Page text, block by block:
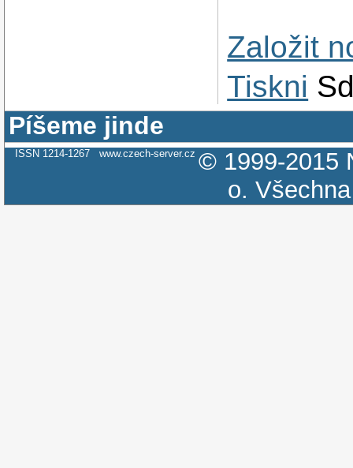
Založit
Tiskni
Píšeme jinde
ISSN 1214-1267 www.czech-server.cz © 1999-2015
o.